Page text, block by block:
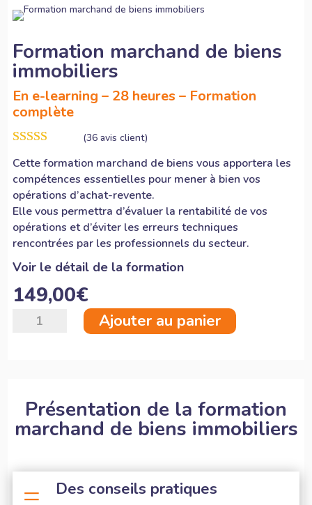
Formation marchand de biens
immobiliers
En e-learning – 28 heures – Formation
complète
sur 5 basé
surnotations
client
(36 avis client)
Cette formation marchand de biens vous apportera les
compétences essentielles pour mener à bien vos
opérations d’achat-revente.
Elle vous permettra d’évaluer la rentabilité de vos
opérations et d’éviter les erreurs techniques
rencontrées par les professionnels du secteur.
Voir le détail de la formation
149,00€
quantité
immobiliers
Ajouter au panier
Présentation de la formation
marchand de biens immobiliers
= Des conseils pratiques